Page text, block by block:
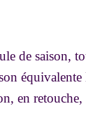
de saison,
équivalente
en